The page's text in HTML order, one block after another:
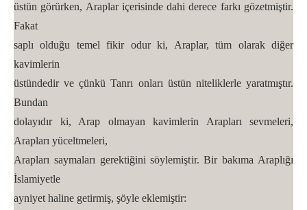
üstün görürken, Araplar içerisinde dahi derece farkı gözetmiştir.
Fakat
saplı olduğu temel fikir odur ki, Araplar, tüm olarak diğer
kavimlerin
üstündedir ve çünkü Tanrı onları üstün niteliklerle yaratmıştır.
Bundan
dolayıdır ki, Arap olmayan kavimlerin Arapları sevmeleri,
Arapları yüceltmeleri,
Arapları saymaları gerektiğini söylemiştir. Bir bakıma Araplığı
İslamiyetle
ayniyet haline getirmiş, şöyle eklemiştir: